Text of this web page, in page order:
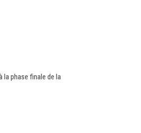
la phase finale de la